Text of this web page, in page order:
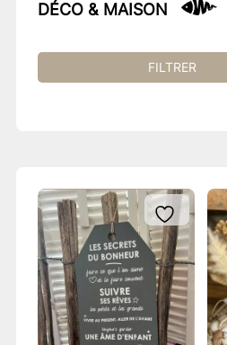
DÉCO & MAISON
FILTRER